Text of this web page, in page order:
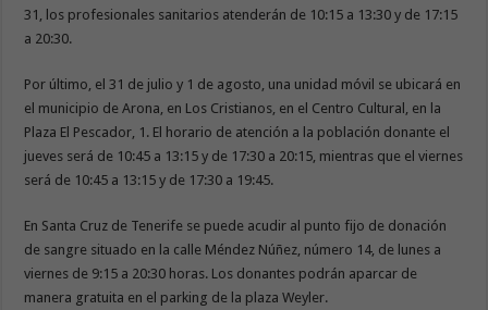
31, los profesionales sanitarios atenderán de 10:15 a 13:30 y de 17:15
a 20:30.
Por último, el 31 de julio y 1 de agosto, una unidad móvil se ubicará en
el municipio de Arona, en Los Cristianos, en el Centro Cultural, en la
Plaza El Pescador, 1. El horario de atención a la población donante el
jueves será de 10:45 a 13:15 y de 17:30 a 20:15, mientras que el viernes
será de 10:45 a 13:15 y de 17:30 a 19:45.
En Santa Cruz de Tenerife se puede acudir al punto fijo de donación
de sangre situado en la calle Méndez Núñez, número 14, de lunes a
viernes de 9:15 a 20:30 horas. Los donantes podrán aparcar de
manera gratuita en el parking de la plaza Weyler.